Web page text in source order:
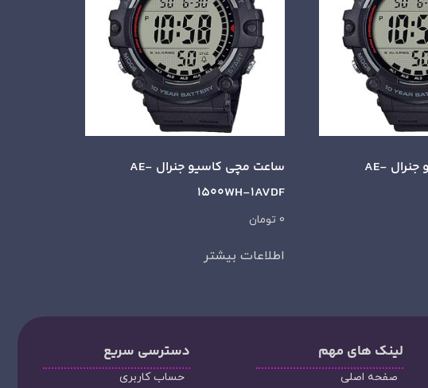
ساعت مچی کاسیو جنرال AE-
ساعت مچی کاسیو جنرال AE-
1500WH-1AVDF
0 تومان
اطلاعات بیشتر
لینک های مهم
صفحه اصلی
دسترسی سریع
حساب کاربری